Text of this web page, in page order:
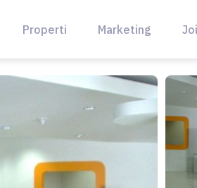
Properti Marketing